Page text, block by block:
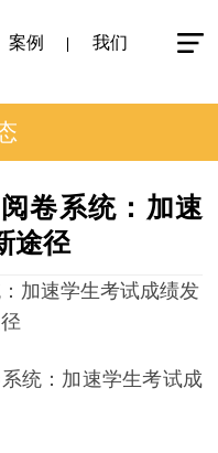
案例 我们
卷系统：加速
途径
加速学生考试成绩发
统：加速学生考试成